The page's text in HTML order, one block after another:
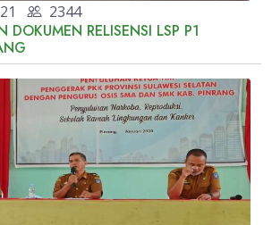
2344
DOKUMEN RELISENSI LSP P1